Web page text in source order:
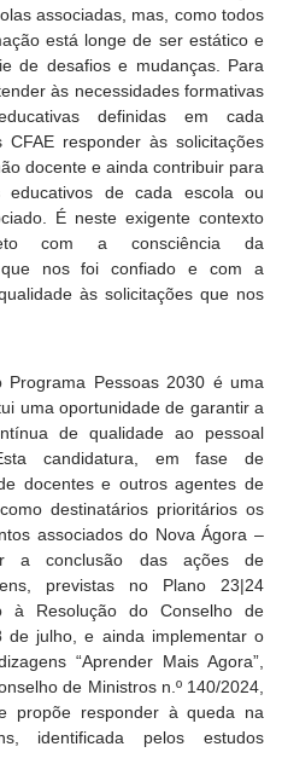
associadas, mas, como todos
está longe de ser estático e
de desafios e mudanças. Para
às necessidades formativas
definidas em cada
responder às solicitações
docente e ainda contribuir para
educativos de cada escola ou
É neste exigente contexto
com a consciência da
que nos foi confiado e com a
às solicitações que nos
Pessoas 2030 é uma
uma oportunidade de garantir a
de qualidade ao pessoal
candidatura, em fase de
docentes e outros agentes de
destinatários prioritários os
associados do Nova Ágora –
a conclusão das ações de
previstas no Plano 23|24
à Resolução do Conselho de
de julho, e ainda implementar o
“Aprender Mais Agora”,
de Ministros n.º 140/2024,
propõe responder à queda na
identificada pelos estudos